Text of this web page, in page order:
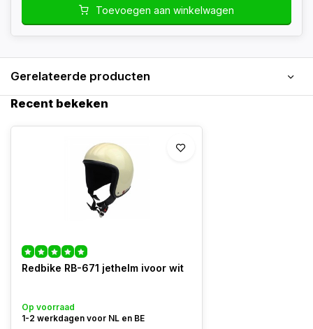
Toevoegen aan winkelwagen
Gerelateerde producten
Recent bekeken
Redbike RB-671 jethelm ivoor wit
Op voorraad
1-2 werkdagen voor NL en BE